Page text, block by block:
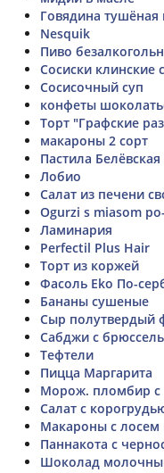
Говядина
Nesquik
Пиво
Сосиски клинские
Сосисочный суп
конфеты
Торт "Графские
макароны 2 сорт
Пастила Белёвская
Лобио
Салат из печени
Ogurzi s miasom
Ламинария
Perfectil Plus Hair
Торт из коржей
Фасоль Eko По-
Бананы сушеные
Сыр полутвердый
Сабджи с
Тефтели
Пицца Маргарита
Морож. пломбир
Салат с
Макароны с лосем
Паннакота с
Шоколад